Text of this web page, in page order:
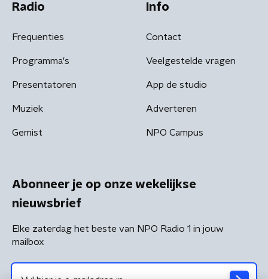
Radio
Frequenties
Programma's
Presentatoren
Muziek
Gemist
Info
Contact
Veelgestelde vragen
App de studio
Adverteren
NPO Campus
Abonneer je op onze wekelijkse
nieuwsbrief
Elke zaterdag het beste van NPO Radio 1 in jouw
mailbox